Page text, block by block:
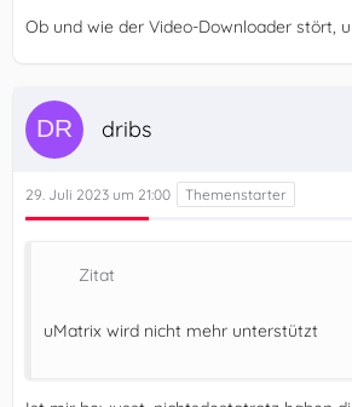
Ob und wie der Video-Downloader stört,
dribs
29. Juli 2023 um 21:00
Zitat
uMatrix wird nicht mehr unterstützt